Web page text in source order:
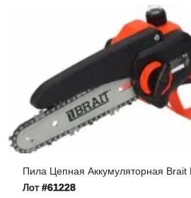
Пила Цепная Аккумуляторная Brait
Лот#61228